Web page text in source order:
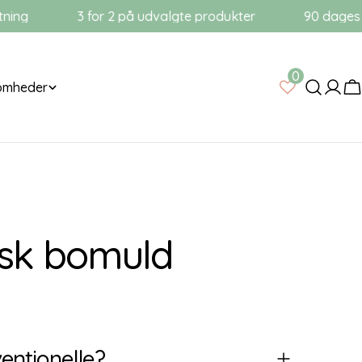
3 for 2 på udvalgte produkter 90 dages
0
Log
bomuld